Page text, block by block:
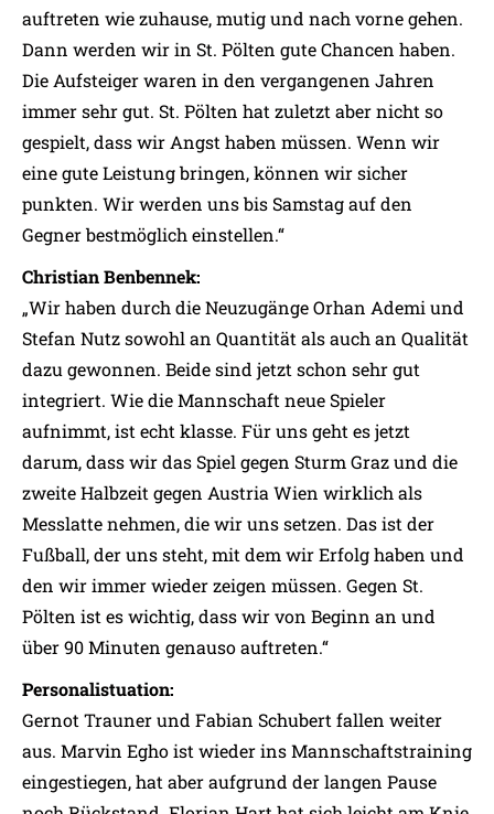
auftreten wie zuhause, mutig und nach vorne gehen.
Dann werden wir in St. Pölten gute Chancen haben.
Die Aufsteiger waren in den vergangenen Jahren
immer sehr gut. St. Pölten hat zuletzt aber nicht so
gespielt, dass wir Angst haben müssen. Wenn wir
eine gute Leistung bringen, können wir sicher
punkten. Wir werden uns bis Samstag auf den
Gegner bestmöglich einstellen.“
Christian Benbennek:
„Wir haben durch die Neuzugänge Orhan Ademi und
Stefan Nutz sowohl an Quantität als auch an Qualität
dazu gewonnen. Beide sind jetzt schon sehr gut
integriert. Wie die Mannschaft neue Spieler
aufnimmt, ist echt klasse. Für uns geht es jetzt
darum, dass wir das Spiel gegen Sturm Graz und die
zweite Halbzeit gegen Austria Wien wirklich als
Messlatte nehmen, die wir uns setzen. Das ist der
Fußball, der uns steht, mit dem wir Erfolg haben und
den wir immer wieder zeigen müssen. Gegen St.
Pölten ist es wichtig, dass wir von Beginn an und
über 90 Minuten genauso auftreten.“
Personalistuation:
Gernot Trauner und Fabian Schubert fallen weiter
aus. Marvin Egho ist wieder ins Mannschaftstraining
eingestiegen, hat aber aufgrund der langen Pause